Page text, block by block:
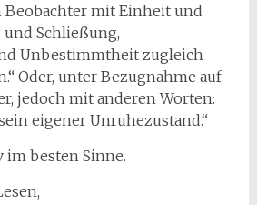
Beobachter mit Einheit und
Schließung,
Unbestimmtheit zugleich
Oder, unter Bezugnahme auf
jedoch mit anderen Worten:
eigener Unruhezustand.“
im besten Sinne.